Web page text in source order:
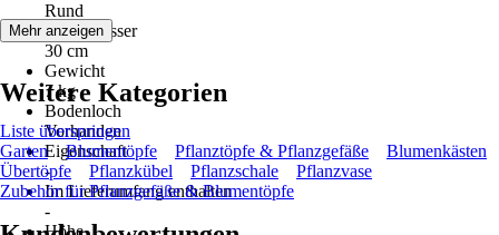
Rund
Durchmesser
30 cm
Gewicht
7 kg
Bodenloch
Vorhanden
Eigenschaft
-
Im Lieferumfang enthalten
-
Höhe
Mehr anzeigen
Weitere Kategorien
Liste überspringen
Garten
Blumentöpfe Pflanztöpfe & Pflanzgefäße
Blumenkästen
Übertöpfe
Pflanzkübel Pflanzschale
Pflanzvase
Zubehör für Pflanzgefäße & Blumentöpfe